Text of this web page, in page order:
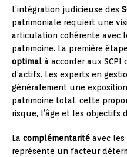
L’intégration judicieuse des
patrimoniale requiert une
articulation cohérente avec
patrimoine. La première
optimal à accorder aux
d’actifs. Les experts en
généralement une
patrimoine total, cette
risque, l’âge et les objectifs
La complémentarité avec les
représente un facteur